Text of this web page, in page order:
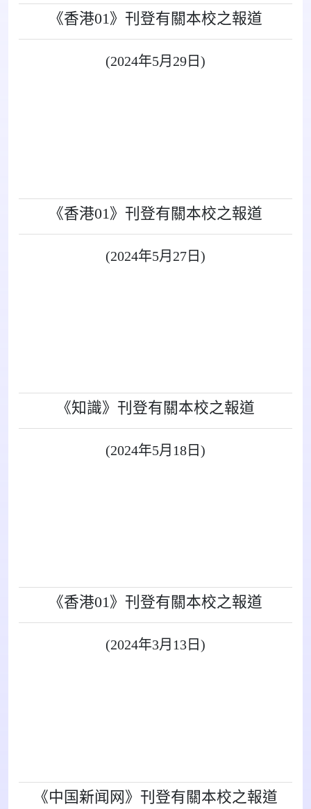
《香港01》刊登有關本校之報道
(2024年5月29日)
《香港01》刊登有關本校之報道
(2024年5月27日)
《知識》刊登有關本校之報道
(2024年5月18日)
《香港01》刊登有關本校之報道
(2024年3月13日)
《中国新闻网》刊登有關本校之報道